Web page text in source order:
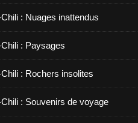
: Nuages inattendus
: Paysages
: Rochers insolites
: Souvenirs de voyage